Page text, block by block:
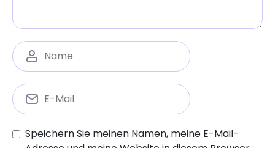
Speichern Sie meinen Namen, meine E-Mail-